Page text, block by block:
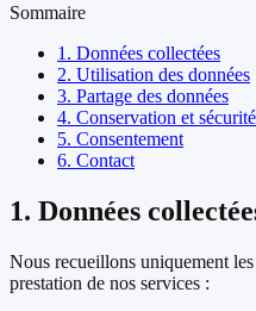
Sommaire
1. Données collectées
2. Utilisation des données
3. Partage des données
4. Conservation et sécurité
5. Consentement
6. Contact
1. Données
Nous recueillons uniquement
prestation de nos services :